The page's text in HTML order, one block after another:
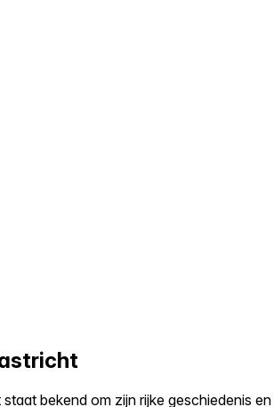
bekend om zijn rijke geschiedenis